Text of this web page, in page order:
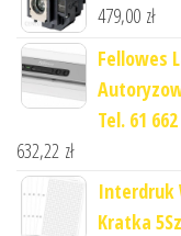
479,00 zł
Fellowes
Tel. 61
632,22 zł
Interdruk
Kratka